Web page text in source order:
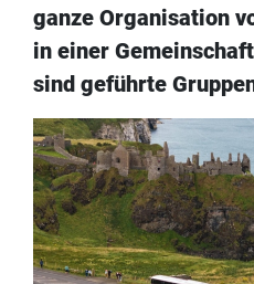
ganze Organisation
in einer
sind geführte